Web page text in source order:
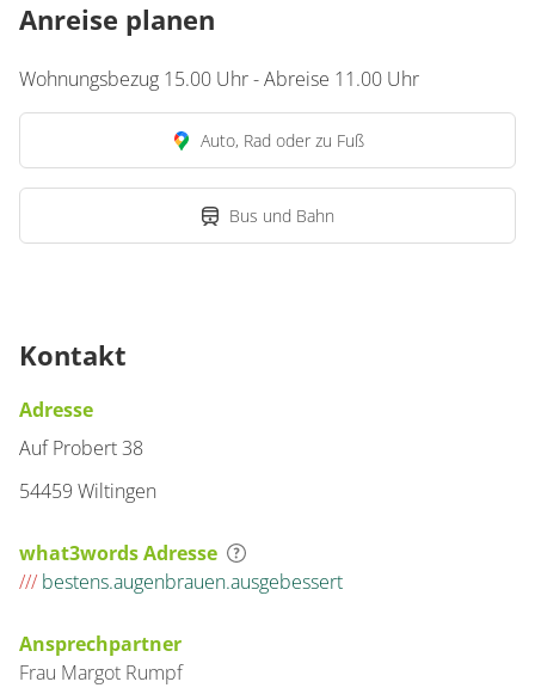
Anreise planen
Wohnungsbezug 15.00 Uhr - Abreise 11.00 Uhr
Auto, Rad oder zu Fuß
Bus und Bahn
Kontakt
Adresse
Auf Probert 38
54459 Wiltingen
what3words Adresse
/// bestens.augenbrauen.ausgebessert
Ansprechpartner
Frau Margot Rumpf